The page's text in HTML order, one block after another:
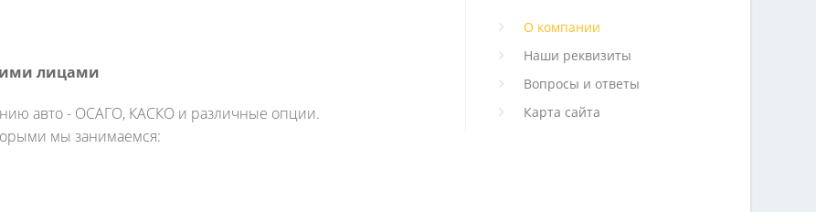
лицами
авто - ОСАГО, КАСКО и различные опции.
мы занимаемся:
О компании
Наши реквизиты
Вопросы и ответы
Карта сайта